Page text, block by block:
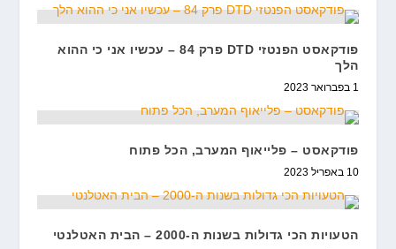
פודקאסט הפנטזי DTD פרק 84 – עכשיו אני כי ההוא
הלך
1 בפברואר 2023
פודקאסט – פלייאוף המערב, הכל פתוח
10 באפריל 2023
הטעויות הכי גדולות בשנות ה-2000 – הבית האטלנטי